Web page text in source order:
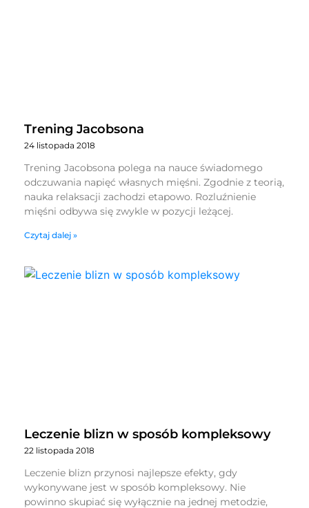
Trening Jacobsona
24 listopada 2018
Trening Jacobsona polega na nauce świadomego
odczuwania napięć własnych mięśni. Zgodnie z teorią,
nauka relaksacji zachodzi etapowo. Rozluźnienie
mięśni odbywa się zwykle w pozycji leżącej.
Czytaj dalej »
Leczenie blizn w sposób kompleksowy
22 listopada 2018
Leczenie blizn przynosi najlepsze efekty, gdy
wykonywane jest w sposób kompleksowy. Nie
powinno skupiać się wyłącznie na jednej metodzie,